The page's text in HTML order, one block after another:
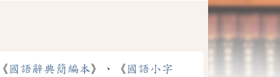
國語辭典簡編本》、《 國語小字